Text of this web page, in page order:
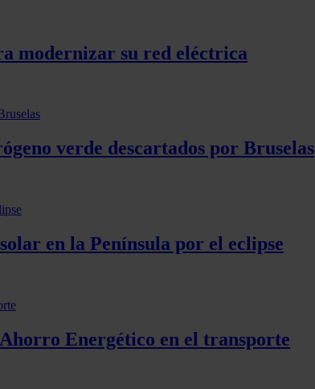
modernizar su red eléctrica
verde descartados por Bruselas
en la Península por el eclipse
Energético en el transporte